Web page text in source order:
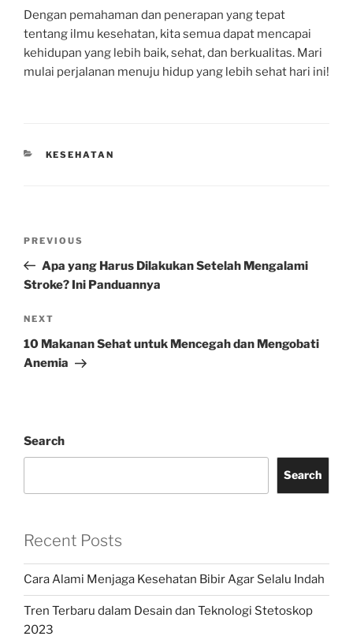
Dengan pemahaman dan penerapan yang tepat
tentang ilmu kesehatan, kita semua dapat mencapai
kehidupan yang lebih baik, sehat, dan berkualitas. Mari
mulai perjalanan menuju hidup yang lebih sehat hari ini!
CATEGORIES
KESEHATAN
Previous
Post
PREVIOUS
Apa yang Harus Dilakukan Setelah Mengalami
Stroke? Ini Panduannya
Next
Post
NEXT
10 Makanan Sehat untuk Mencegah dan Mengobati
Anemia
Search
Search
Recent Posts
Cara Alami Menjaga Kesehatan Bibir Agar Selalu Indah
Tren Terbaru dalam Desain dan Teknologi Stetoskop
2023